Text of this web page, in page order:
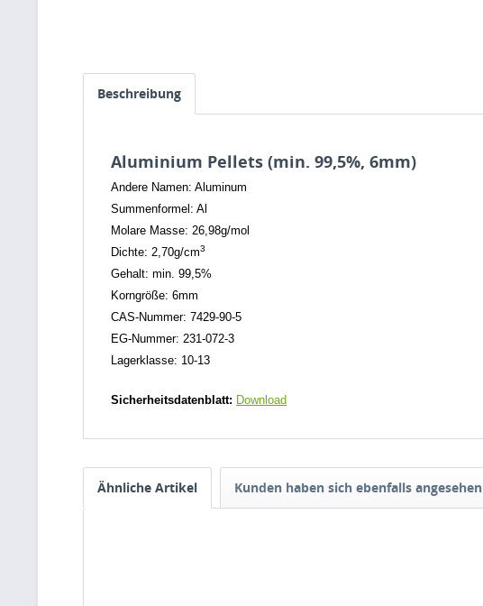
Beschreibung
Aluminium Pellets (min. 99,5%, 6mm)
Andere Namen: Aluminum
Summenformel: Al
Molare Masse: 26,98g/mol
Dichte: 2,70g/cm3
Gehalt: min. 99,5%
Korngröße: 6mm
CAS-Nummer: 7429-90-5
EG-Nummer: 231-072-3
Lagerklasse: 10-13
Sicherheitsdatenblatt: Download
Ähnliche Artikel Kunden haben sich ebenfalls angesehen